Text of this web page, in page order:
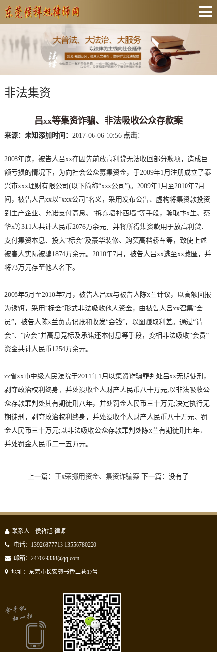
关于我们
非法集资
吕xx等集资诈骗、非法吸收公众存款案
来源：未知添加时间： 2017-06-06 10:56 点击：
2008年底，被告人吕xx在因先前放高利贷无法收回部分款项，造成巨
额亏损的情况下，为向社会公众募集资金，于2009年1月注册成立了泰
兴市xxx理财有限公司(以下简称“xxx公司”)。2009年1月至2010年7月
间，被告人吕xx以“xxx公司”名义，采用发布公告、虚构将集资款投资
到生产企业、允诺支付高息、“拆东墙补西墙”等手段，骗取卞x生、蔡
华x等311人共计人民币2076万余元，并将所得集资款用于放高利贷、
支付集资本息、投入“标会”及豪华装修、购买高档轿车等，致使上述
被害人实际被骗1874万余元。2010年7月，被告人吕xx逃至xx藏匿，并
将73万元存至他人名下。
2008年5月至2010年7月，被告人吕xx与被告人陈x兰计议，以高额回报
为诱饵，采用“标会”形式非法吸收他人资金，由被告人吕xx召集“会
员”，被告人陈x兰负责记账和收发“会钱”，以图赚取利差。通过“请
会”、“应会”并高息竞标及承诺还本付息等手段，变相非法吸收“会员”
资金共计人民币1254万余元。
zz省xx市中级人民法院于2011年1月以集资诈骗罪判处吕xx无期徒刑，
剥夺政治权利终身，并处没收个人财产人民币八十万元;以非法吸收公
众存款罪判处其有期徒刑八年，并处罚金人民币三十万元;决定执行无
期徒刑，剥夺政治权利终身，并处没收个人财产人民币八十万元、罚
金人民币三十万元;以非法吸收公众存款罪判处陈x兰有期徒刑七年，
并处罚金人民币二十五万元。
上一篇： 王x荣挪用资金、集资诈骗案 下一篇：没有了
联系人：侯祥旭 律师
电话：13926877713 13556780220
邮箱：247029338@qq.com
地址：东莞市长安镇书香二巷17号